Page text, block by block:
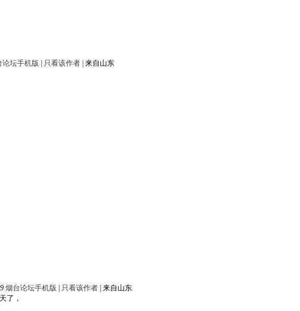
论坛手机版 只看该作者 来自山东
烟台论坛手机版 只看该作者 来自山东
了，